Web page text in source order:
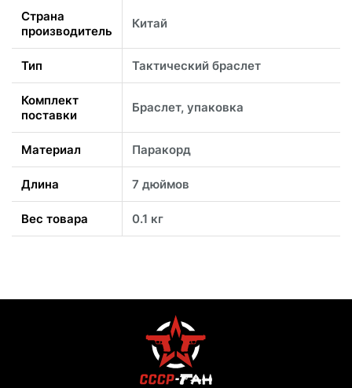
Страна
производитель
Китай
Тип Тактический браслет
Комплект
поставки
Браслет, упаковка
Материал Паракорд
Длина 7 дюймов
Вес товара 0.1 кг